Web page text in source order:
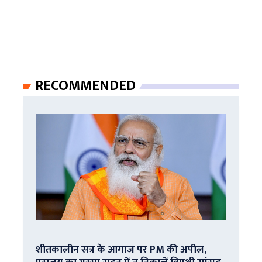
RECOMMENDED
शीतकालीन सत्र के आगाज पर PM की अपील,